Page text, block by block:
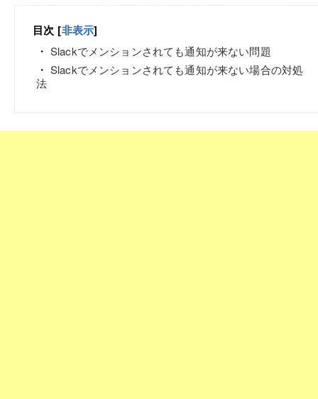
目次 [非表示]
Slackでメンションされても通知が来ない問題
Slackでメンションされても通知が来ない場合の対処
法